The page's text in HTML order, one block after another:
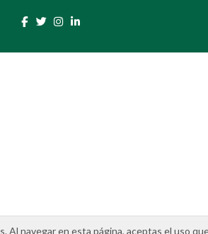
Al navegar en esta página, aceptas el uso